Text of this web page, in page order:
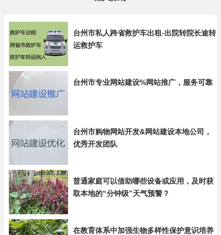
台州市私人跨省救护车出租-出院转院长途转
运救护车
台州市专业网站建设%网站推广，服务可靠
台州市购物网站开发&网站建设本地公司，
优秀开发团队
普通家庭可以借助哪些设备或应用，及时获
取本地的“分钟级”天气预警？
在教育体系中加强生物多样性保护意识培养